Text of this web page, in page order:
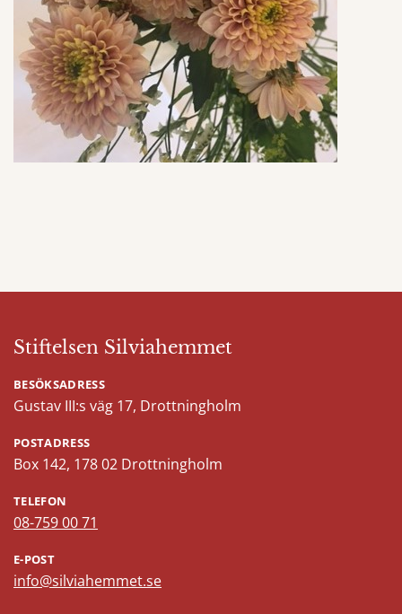
Stiftelsen Silviahemmet
BESÖKSADRESS
Gustav III:s väg 17, Drottningholm
POSTADRESS
Box 142, 178 02 Drottningholm
TELEFON
08-759 00 71
E-POST
info@silviahemmet.se